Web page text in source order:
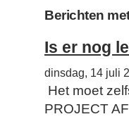
Berichten met
Is er nog
dinsdag, 14 juli
Het moet
PROJECT